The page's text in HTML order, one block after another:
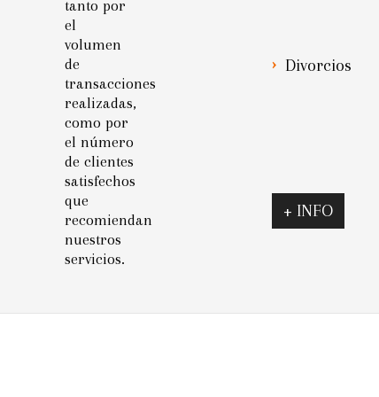
tanto por
el
volumen
de
transacciones
realizadas,
como por
el número
de clientes
satisfechos
que
recomiendan
nuestros
servicios.
Divorcios
+ INFO